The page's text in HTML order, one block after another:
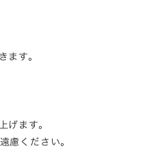
ます。
げます。
慮ください。